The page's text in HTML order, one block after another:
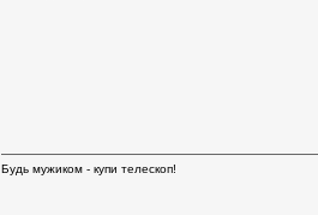
Будь мужиком - купи телескоп!